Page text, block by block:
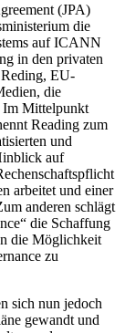
(JPA)
die
auf ICANN
in den privaten
EU-
die
Im Mittelpunkt
Reading zum
und
auf
arbeitet und einer
anderen schlägt
die Schaffung
die Möglichkeit
zu
sich nun jedoch
gewandt und